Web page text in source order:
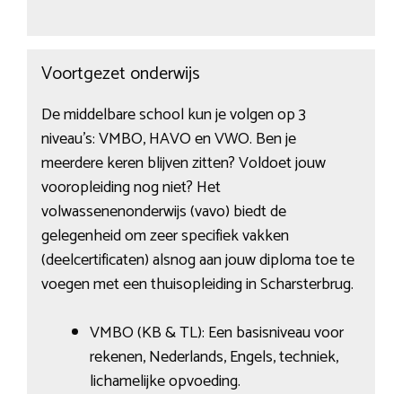
Voortgezet onderwijs
De middelbare school kun je volgen op 3
niveau’s: VMBO, HAVO en VWO. Ben je
meerdere keren blijven zitten? Voldoet jouw
vooropleiding nog niet? Het
volwassenenonderwijs (vavo) biedt de
gelegenheid om zeer specifiek vakken
(deelcertificaten) alsnog aan jouw diploma toe te
voegen met een thuisopleiding in Scharsterbrug.
VMBO (KB & TL): Een basisniveau voor
rekenen, Nederlands, Engels, techniek,
lichamelijke opvoeding.